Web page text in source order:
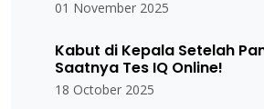
01 November 2025
Kabut di Kepala Setelah
Saatnya Tes IQ Online!
18 October 2025